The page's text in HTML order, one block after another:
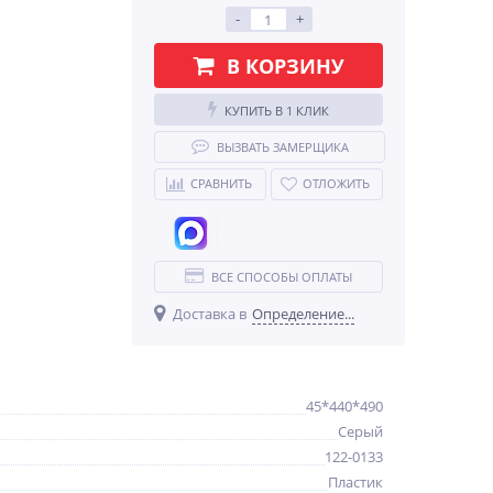
- +
В КОРЗИНУ
КУПИТЬ В 1 КЛИК
ВЫЗВАТЬ ЗАМЕРЩИКА
СРАВНИТЬ ОТЛОЖИТЬ
ВСЕ СПОСОБЫ ОПЛАТЫ
Доставка в Определение...
45*440*490
Серый
122-0133
Пластик